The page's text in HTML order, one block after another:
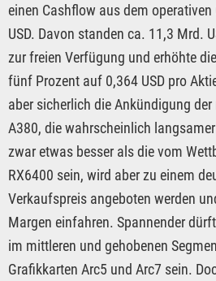
einen Cashflow aus dem
USD. Davon standen ca. 11,3 Mrd.
zur freien Verfügung und erhöhte
fünf Prozent auf 0,364 USD pro
aber sicherlich die Ankündigung
A380, die wahrscheinlich
zwar etwas besser als die vom
RX6400 sein, wird aber zu einem
Verkaufspreis angeboten werden
Margen einfahren. Spannender
im mittleren und gehobenen
Grafikkarten Arc5 und Arc7 sein.